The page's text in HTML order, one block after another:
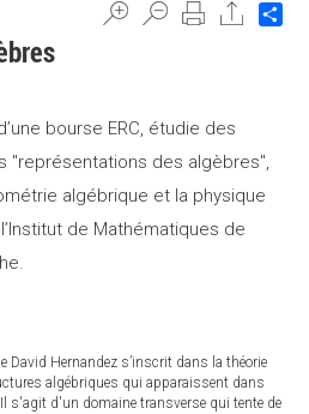
bourse ERC, étudie des
"représentations des algèbres",
algébrique et la physique
de Mathématiques de
David Hernandez s’inscrit dans la théorie
algébriques qui apparaissent dans
s'agit d'un domaine transverse qui tente de